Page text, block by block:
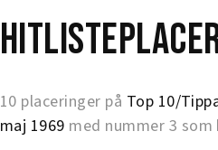
10 placeringer på Top 10/
maj 1969 med nummer 3